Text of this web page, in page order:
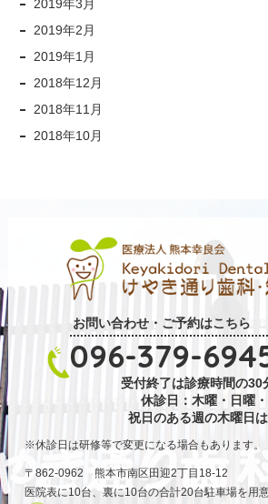
2019年3月
2019年2月
2019年1月
2018年12月
2018年11月
2018年10月
お問い合わせ・ご予約はこちら
096-379-
受付終了は診療時間の30
休診日：木曜・日曜
祝日のある週の木曜日
休診日は研修等で変更になる場合もあります。
〒862-0962 熊本市南区田迎2丁目18-12
医院表に10台、裏に10台の合計20台駐車場を用